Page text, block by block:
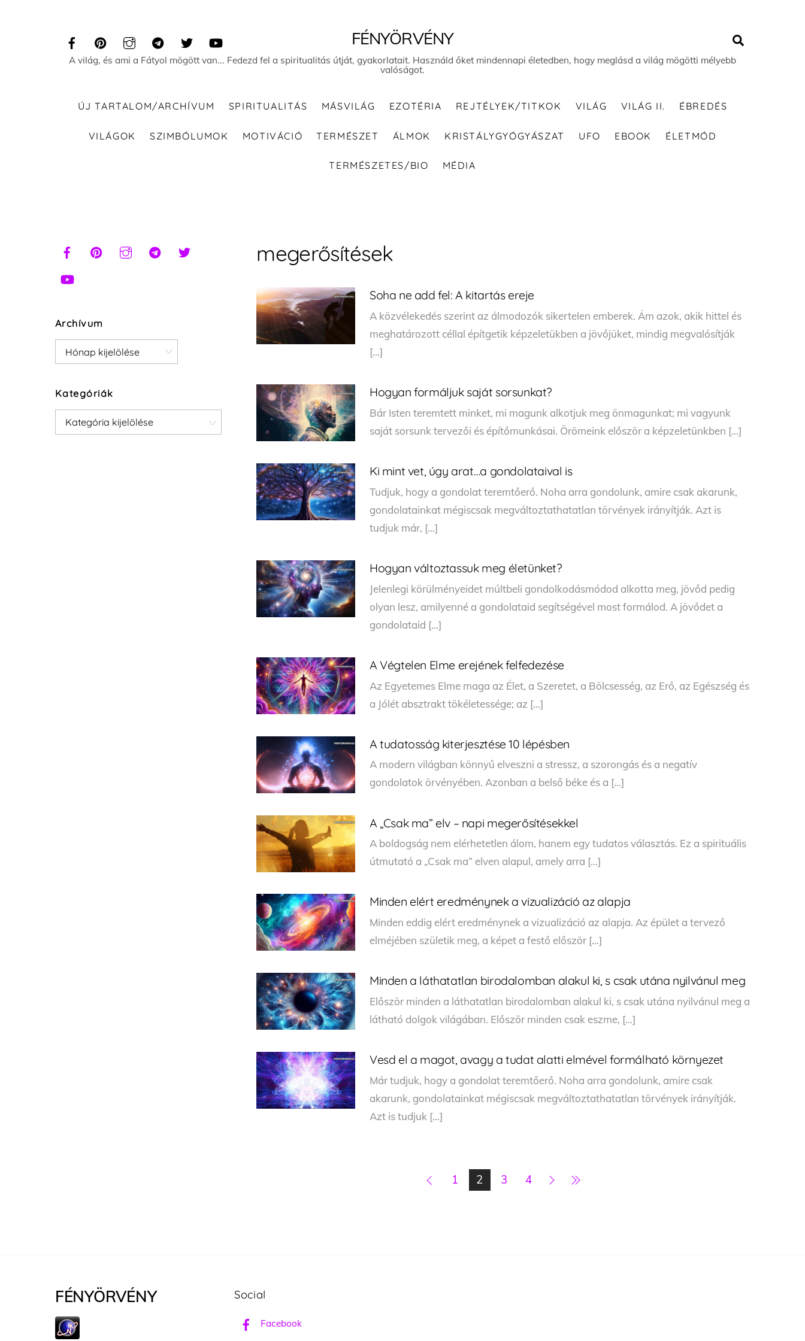
FÉNYÖRVÉNY
A világ, és ami a Fátyol mögött van... Fedezd fel a spiritualitás útját, gyakorlatait. Használd őket mindennapi életedben, hogy meglásd a világ mögötti mélyebb
valóságot.
ÚJ TARTALOM/ARCHÍVUM SPIRITUALITÁS MÁSVILÁG EZOTÉRIA REJTÉLYEK/TITKOK VILÁG VILÁG II. ÉBREDÉS
VILÁGOK SZIMBÓLUMOK MOTIVÁCIÓ TERMÉSZET ÁLMOK KRISTÁLYGYÓGYÁSZAT UFO EBOOK ÉLETMÓD
TERMÉSZETES/BIO MÉDIA
megerősítések
Soha ne add fel: A kitartás ereje
A közvélekedés szerint az álmodozók sikertelen emberek. Ám azok, akik hittel és
meghatározott céllal építgetik képzeletükben a jövőjüket, mindig megvalósítják
[…]
Hogyan formáljuk saját sorsunkat?
Bár Isten teremtett minket, mi magunk alkotjuk meg önmagunkat; mi vagyunk
saját sorsunk tervezői és építőmunkásai. Örömeink először a képzeletünkben […]
Ki mint vet, úgy arat…a gondolataival is
Tudjuk, hogy a gondolat teremtőerő. Noha arra gondolunk, amire csak akarunk,
gondolatainkat mégiscsak megváltoztathatatlan törvények irányítják. Azt is
tudjuk már, […]
Hogyan változtassuk meg életünket?
Jelenlegi körülményeidet múltbeli gondolkodásmódod alkotta meg, jövőd pedig
olyan lesz, amilyenné a gondolataid segítségével most formálod. A jövődet a
gondolataid […]
A Végtelen Elme erejének felfedezése
Az Egyetemes Elme maga az Élet, a Szeretet, a Bölcsesség, az Erő, az Egészség és
a Jólét absztrakt tökéletessége; az […]
A tudatosság kiterjesztése 10 lépésben
A modern világban könnyű elveszni a stressz, a szorongás és a negatív
gondolatok örvényében. Azonban a belső béke és a […]
A „Csak ma” elv – napi megerősítésekkel
A boldogság nem elérhetetlen álom, hanem egy tudatos választás. Ez a spirituális
útmutató a „Csak ma” elven alapul, amely arra […]
Minden elért eredménynek a vizualizáció az alapja
Minden eddig elért eredménynek a vizualizáció az alapja. Az épület a tervező
elméjében születik meg, a képet a festő először […]
Minden a láthatatlan birodalomban alakul ki, s csak utána nyilvánul meg
Először minden a láthatatlan birodalomban alakul ki, s csak utána nyilvánul meg a
látható dolgok világában. Először minden csak eszme, […]
Vesd el a magot, avagy a tudat alatti elmével formálható környezet
Már tudjuk, hogy a gondolat teremtőerő. Noha arra gondolunk, amire csak
akarunk, gondolatainkat mégiscsak megváltoztathatatlan törvények irányítják.
Azt is tudjuk […]
1 2 3 4
Archívum
Archívum
Kategóriák
Kategóriák
FÉNYÖRVÉNY Social
Facebook